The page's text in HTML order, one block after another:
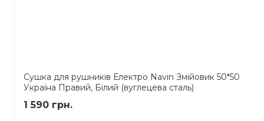
Сушка для рушників Електро Navin Змійовик 50*50
Україна Правий, Білий (вуглецева сталь)
1 590 грн.